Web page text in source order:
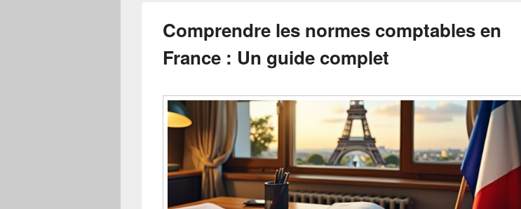
Comprendre les normes comptables en
France : Un guide complet